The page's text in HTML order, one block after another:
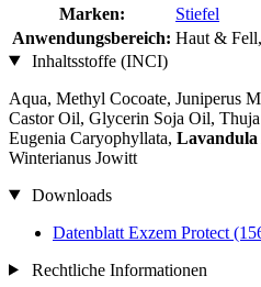
Marken:
Stiefel
Anwendungsbereich: Haut &
Inhaltsstoffe (INCI)
Aqua, Methyl Cocoate, Juniperus
Castor Oil, Glycerin Soja Oil,
Eugenia Caryophyllata, Lavandula
Winterianus Jowitt
Downloads
Datenblatt Exzem Protect
Rechtliche Informationen